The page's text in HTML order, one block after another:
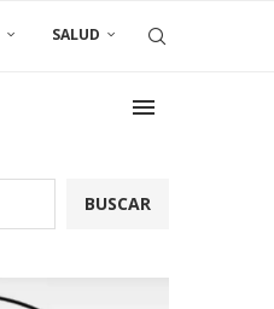
SALUD
BUSCAR